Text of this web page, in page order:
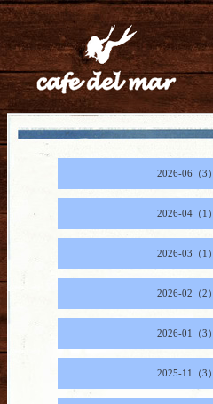
2026-06（3）
2026-04（1）
2026-03（1）
2026-02（2）
2026-01（3）
2025-11（3）